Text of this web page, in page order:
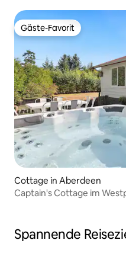
Gäste-Favorit
Gäste-Favorit
Cottage in Aberdeen
Captain's Cottage im
Spannende